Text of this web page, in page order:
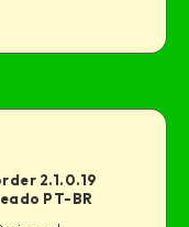
2.1.0.19
PT-BR